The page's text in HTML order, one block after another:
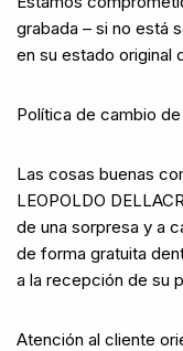
grabada – si no está
en su estado original
Política de cambio
Las cosas buenas
LEOPOLDO
de una sorpresa y a
de forma gratuita
a la recepción de su
Atención al cliente